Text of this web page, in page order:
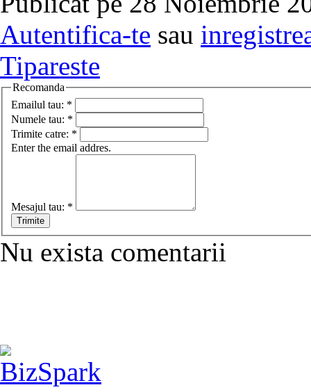
Autentifica-te sau
Tipareste
Recomanda
Emailul tau: *
Numele tau: *
Trimite catre: *
Enter the email addres.
Mesajul tau: *
Nu exista comentarii